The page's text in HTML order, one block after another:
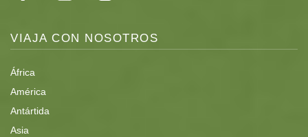
Algunas imágenes del viaje
VIAJA CON NOSOTROS
África
América
Antártida
Asia